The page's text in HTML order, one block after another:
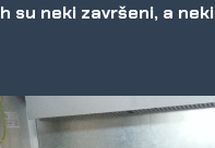
su neki završeni, a